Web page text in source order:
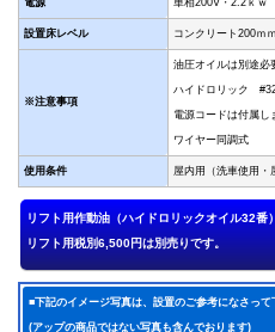
設置床レベル コンクリート200ｍ
※注意事項
油圧オイルは別途必
ハイドロリック #32
電源コードは付属し
ワイヤー同調式
使用条件 屋内用（洗車使用・
■下記のイメージ写真は、設置のご参考になさって
(アップの商品ではない写真も含んでおります)